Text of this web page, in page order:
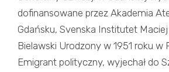
dofinansowane przez Akademia
Gdańsku, Svenska Institutet
Bielawski Urodzony w 1951 roku w
Emigrant polityczny, wyjechał do